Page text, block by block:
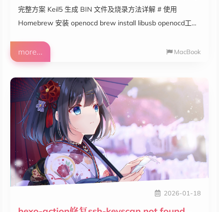
完整方案 Keil5 生成 BIN 文件及烧录方法详解 # 使用
Homebrew 安装 openocd brew install libusb openocd工具
力，绕过系统驱动限制 openocd 实现 ARM Cortex-M 调试
协议栈，充当 “调试服务器” 安装完成后，你可以通过以下命
令检查版本： openocd --version# 输出类似：Open On-
Chip Debugger 0.12.0# 文件格式区别 # AXF...
MacBook
more...
2026-01-18